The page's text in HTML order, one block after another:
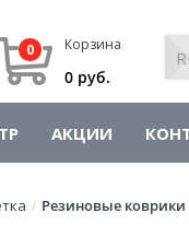
Корзина
0
0 руб.
АКЦИИ
/ Резиновые коврики